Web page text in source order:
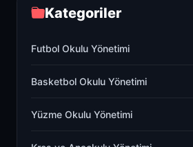
Kategoriler
Futbol Okulu Yönetimi
Basketbol Okulu Yönetimi
Yüzme Okulu Yönetimi